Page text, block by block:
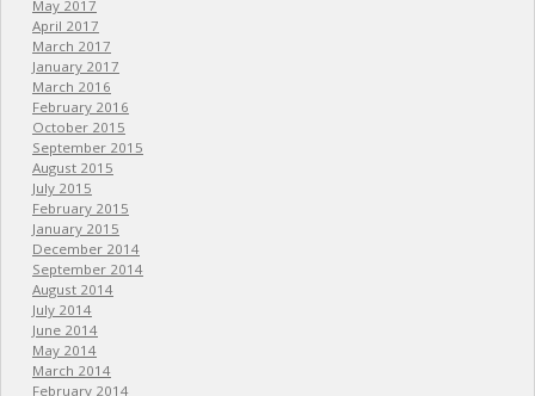
May 2017
April 2017
March 2017
January 2017
March 2016
February 2016
October 2015
September 2015
August 2015
July 2015
February 2015
January 2015
December 2014
September 2014
August 2014
July 2014
June 2014
May 2014
March 2014
February 2014